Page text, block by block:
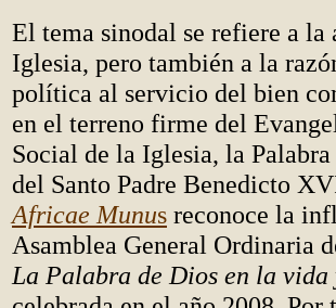
El tema sinodal se refiere a
Iglesia, pero también a la
política al servicio del bien
en el terreno firme del
Social de la Iglesia, la
del Santo Padre Benedicto
Africae Munus reconoce la
Asamblea General Ordinaria
La Palabra de Dios en la